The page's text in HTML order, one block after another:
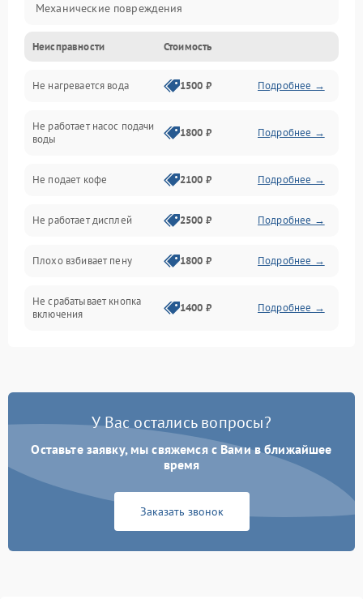
Механические повреждения
Прочие неисправности
Включение и работа
Проблемы с водой
Проблемы с капучинатором и паром
Управление и электроника
Программное обеспечение
Неисправности Стоимость
Не нагревается вода 1500 ₽ Подробнее →
Не работает насос подачи
воды
1800 ₽ Подробнее →
Не подает кофе 2100 ₽ Подробнее →
Не работает дисплей 2500 ₽ Подробнее →
Плохо взбивает пену 1800 ₽ Подробнее →
Не срабатывает кнопка
включения
1400 ₽ Подробнее →
Постоянные сбои в работе 1500 ₽ Подробнее →
У Вас остались вопросы?
Оставьте заявку, мы свяжемся с Вами в ближайшее
время
Заказать звонок